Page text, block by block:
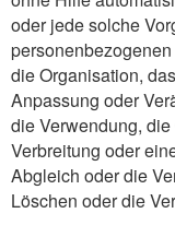
oder jede solche
die Organisation,
Anpassung oder
die Verwendung,
Verbreitung oder
Abgleich oder die
Löschen oder die